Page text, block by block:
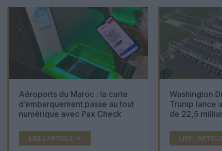
Aéroports du Maroc : la carte
d’embarquement passe au tout
numérique avec Pax Check
LIRE L'ARTICLE
Washington
Trump lance
de 22,5
LIRE